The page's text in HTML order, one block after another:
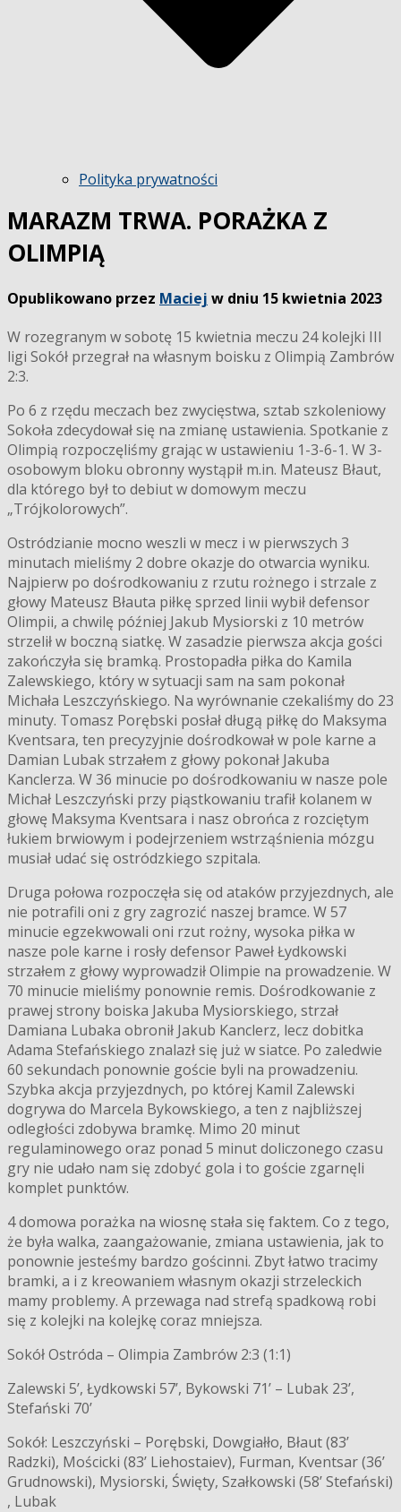
Polityka prywatności
MARAZM TRWA. PORAŻKA Z
OLIMPIĄ
Opublikowano przez Maciej w dniu 15 kwietnia 2023
W rozegranym w sobotę 15 kwietnia meczu 24 kolejki III
ligi Sokół przegrał na własnym boisku z Olimpią Zambrów
2:3.
Po 6 z rzędu meczach bez zwycięstwa, sztab szkoleniowy
Sokoła zdecydował się na zmianę ustawienia. Spotkanie z
Olimpią rozpoczęliśmy grając w ustawieniu 1-3-6-1. W 3-
osobowym bloku obronny wystąpił m.in. Mateusz Błaut,
dla którego był to debiut w domowym meczu
„Trójkolorowych”.
Ostródzianie mocno weszli w mecz i w pierwszych 3
minutach mieliśmy 2 dobre okazje do otwarcia wyniku.
Najpierw po dośrodkowaniu z rzutu rożnego i strzale z
głowy Mateusz Błauta piłkę sprzed linii wybił defensor
Olimpii, a chwilę później Jakub Mysiorski z 10 metrów
strzelił w boczną siatkę. W zasadzie pierwsza akcja gości
zakończyła się bramką. Prostopadła piłka do Kamila
Zalewskiego, który w sytuacji sam na sam pokonał
Michała Leszczyńskiego. Na wyrównanie czekaliśmy do 23
minuty. Tomasz Porębski posłał długą piłkę do Maksyma
Kventsara, ten precyzyjnie dośrodkował w pole karne a
Damian Lubak strzałem z głowy pokonał Jakuba
Kanclerza. W 36 minucie po dośrodkowaniu w nasze pole
Michał Leszczyński przy piąstkowaniu trafił kolanem w
głowę Maksyma Kventsara i nasz obrońca z rozciętym
łukiem brwiowym i podejrzeniem wstrząśnienia mózgu
musiał udać się ostródzkiego szpitala.
Druga połowa rozpoczęła się od ataków przyjezdnych, ale
nie potrafili oni z gry zagrozić naszej bramce. W 57
minucie egzekwowali oni rzut rożny, wysoka piłka w
nasze pole karne i rosły defensor Paweł Łydkowski
strzałem z głowy wyprowadził Olimpie na prowadzenie. W
70 minucie mieliśmy ponownie remis. Dośrodkowanie z
prawej strony boiska Jakuba Mysiorskiego, strzał
Damiana Lubaka obronił Jakub Kanclerz, lecz dobitka
Adama Stefańskiego znalazł się już w siatce. Po zaledwie
60 sekundach ponownie goście byli na prowadzeniu.
Szybka akcja przyjezdnych, po której Kamil Zalewski
dogrywa do Marcela Bykowskiego, a ten z najbliższej
odległości zdobywa bramkę. Mimo 20 minut
regulaminowego oraz ponad 5 minut doliczonego czasu
gry nie udało nam się zdobyć gola i to goście zgarnęli
komplet punktów.
4 domowa porażka na wiosnę stała się faktem. Co z tego,
że była walka, zaangażowanie, zmiana ustawienia, jak to
ponownie jesteśmy bardzo gościnni. Zbyt łatwo tracimy
bramki, a i z kreowaniem własnym okazji strzeleckich
mamy problemy. A przewaga nad strefą spadkową robi
się z kolejki na kolejkę coraz mniejsza.
Sokół Ostróda – Olimpia Zambrów 2:3 (1:1)
Zalewski 5’, Łydkowski 57’, Bykowski 71’ – Lubak 23’,
Stefański 70’
Sokół: Leszczyński – Porębski, Dowgiałło, Błaut (83’
Radzki), Mościcki (83’ Liehostaiev), Furman, Kventsar (36’
Grudnowski), Mysiorski, Święty, Szałkowski (58’ Stefański)
, Lubak